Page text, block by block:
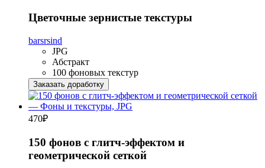
Цветочные зернистые текстуры
barsrsind
JPG
Абстракт
100 фоновых текстур
Заказать доработку
470₽
150 фонов с глитч-эффектом и
геометрической сеткой